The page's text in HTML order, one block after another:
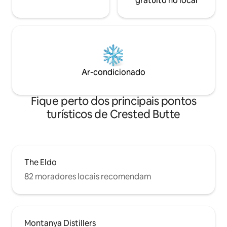
Ar-condicionado
Fique perto dos principais pontos
turísticos de Crested Butte
The Eldo
82 moradores locais recomendam
Montanya Distillers